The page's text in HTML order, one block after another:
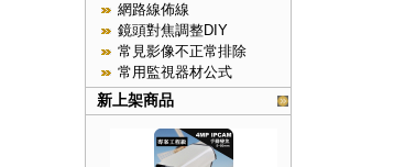
網路線佈線
鏡頭對焦調整DIY
常見影像不正常排除
常用監視器材公式
新上架商品